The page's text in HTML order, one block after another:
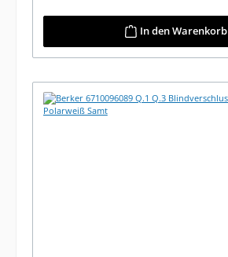
In den Warenkorb